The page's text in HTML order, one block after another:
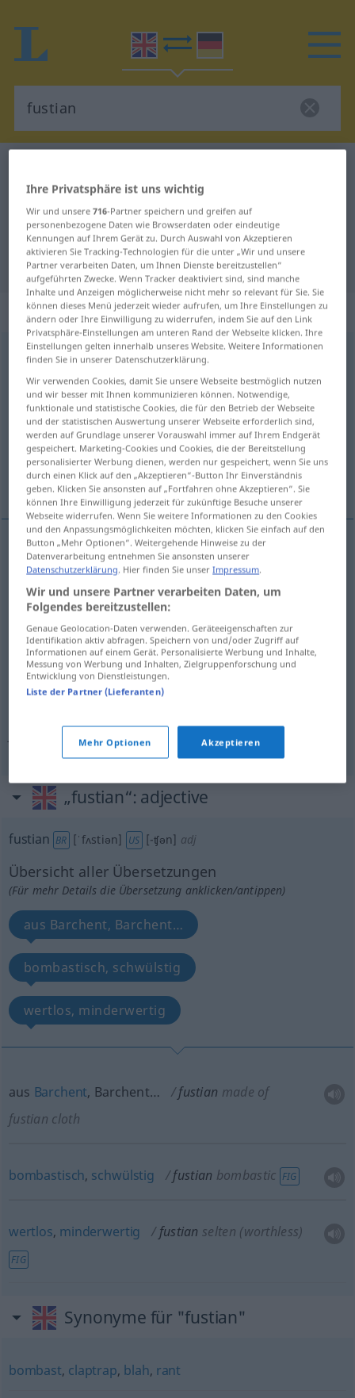
Englisch-Deutsch Übersetzung für
"fustian"
"fustian" Deutsch Übersetzung
„fustian“: noun
fustian BR [ˈfʌstiən] US [-ʧən]s
Übersicht aller Übersetzungen
(Für mehr Details die Übersetzung anklicken/antippen)
Barchent, Manchester
Schwulst, Bombast
Barchentm fustianfabric
Manchesterm fustianfabric
Schwulstm fustianbombast: speechetc FIG
Bombastm fustianbombast: speech
„fustian“: adjective
fustian BR [ˈfʌstiən] US [-ʧən] adj
Übersicht aller Übersetzungen
(Für mehr Details die Übersetzung anklicken/antippen)
aus Barchent, Barchent…
bombastisch, schwülstig
wertlos, minderwertig
aus Barchent, Barchent… fustian made of
fustian cloth
bombastisch, schwülstig fustian bombastic FIG
wertlos, minderwertig fustian selten (worthless)
FIG
Synonyme für "fustian"
bombast, claptrap, blah, rant
Ihre Privatsphäre ist uns wichtig
Wir und unsere716-Partner speichern und greifen auf
personenbezogene Daten wie Browserdaten oder eindeutige
Kennungen auf Ihrem Gerät zu. Durch Auswahl von Akzeptieren
aktivieren Sie Tracking-Technologien für die unter „Wir und unsere
Partner verarbeiten Daten, um Ihnen Dienste bereitzustellen“
aufgeführten Zwecke. Wenn Tracker deaktiviert sind, sind manche
Inhalte und Anzeigen möglicherweise nicht mehr so relevant für Sie. Sie
können dieses Menü jederzeit wieder aufrufen, um Ihre Einstellungen zu
ändern oder Ihre Einwilligung zu widerrufen, indem Sie auf den Link
Privatsphäre-Einstellungen am unteren Rand der Webseite klicken. Ihre
Einstellungen gelten innerhalb unseres Website. Weitere Informationen
finden Sie in unserer Datenschutzerklärung.
Wir verwenden Cookies, damit Sie unsere Webseite bestmöglich nutzen
und wir besser mit Ihnen kommunizieren können. Notwendige,
funktionale und statistische Cookies, die für den Betrieb der Webseite
und der statistischen Auswertung unserer Webseite erforderlich sind,
werden auf Grundlage unserer Vorauswahl immer auf Ihrem Endgerät
gespeichert. Marketing-Cookies und Cookies, die der Bereitstellung
personalisierter Werbung dienen, werden nur gespeichert, wenn Sie uns
durch einen Klick auf den „Akzeptieren“-Button Ihr Einverständnis
geben. Klicken Sie ansonsten auf „Fortfahren ohne Akzeptieren“. Sie
können Ihre Einwilligung jederzeit für zukünftige Besuche unserer
Webseite widerrufen. Wenn Sie weitere Informationen zu den Cookies
und den Anpassungsmöglichkeiten möchten, klicken Sie einfach auf den
Button „Mehr Optionen“. Weitergehende Hinweise zu der
Datenverarbeitung entnehmen Sie ansonsten unserer
Datenschutzerklärung. Hier finden Sie unserImpressum.
Wir und unsere Partner verarbeiten Daten, um
Folgendes bereitzustellen:
Genaue Geolocation-Daten verwenden. Geräteeigenschaften zur
Identifikation aktiv abfragen. Speichern von und/oder Zugriff auf
Informationen auf einem Gerät. Personalisierte Werbung und Inhalte,
Messung von Werbung und Inhalten, Zielgruppenforschung und
Entwicklung von Dienstleistungen.
Liste der Partner (Lieferanten)
Mehr Optionen Akzeptieren